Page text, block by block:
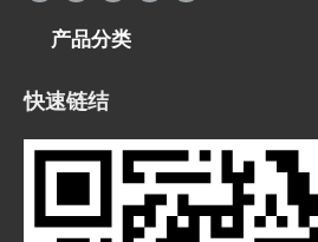
产品分类
快速链结